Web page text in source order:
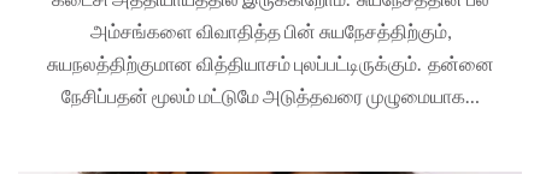
அம்சங்களை விவாதித்த பின் சுயநேசத்திற்கும்,
சுயநலத்திற்குமான வித்தியாசம் புலப்பட்டிருக்கும். தன்னை
நேசிப்பதன் மூலம் மட்டுமே அடுத்தவரை முழுமையாக…